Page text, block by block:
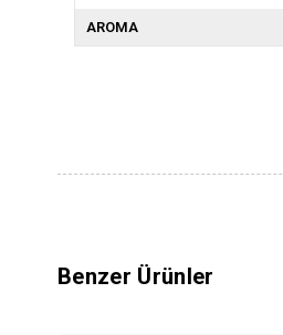
AROMA
Benzer Ürünler